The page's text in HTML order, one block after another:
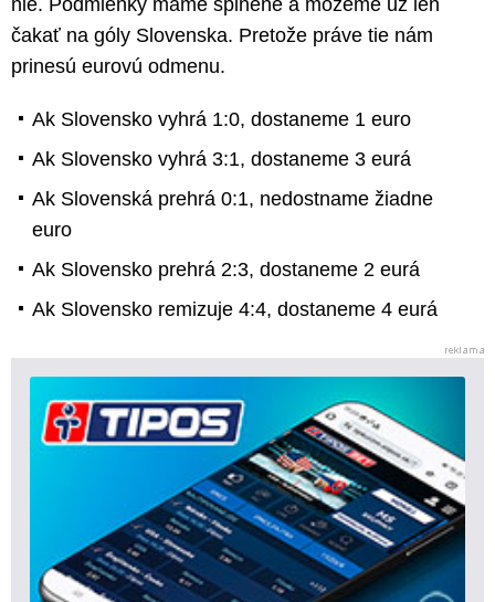
čakať na góly Slovenska. Pretože práve tie nám
prinesú eurovú odmenu.
Ak Slovensko vyhrá 1:0, dostaneme 1 euro
Ak Slovensko vyhrá 3:1, dostaneme 3 eurá
Ak Slovenská prehrá 0:1, nedostname žiadne
euro
Ak Slovensko prehrá 2:3, dostaneme 2 eurá
Ak Slovensko remizuje 4:4, dostaneme 4 eurá